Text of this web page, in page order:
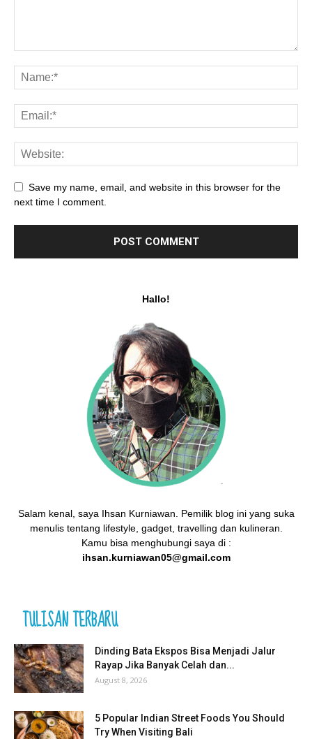
Save my name, email, and website in this browser for the
next time I comment.
Hallo!
Salam kenal, saya Ihsan Kurniawan. Pemilik blog ini yang suka
menulis tentang lifestyle, gadget, travelling dan kulineran.
Kamu bisa menghubungi saya di :
ihsan.kurniawan05@gmail.com
TULISAN TERBARU
Dinding Bata Ekspos Bisa Menjadi Jalur
Rayap Jika Banyak Celah dan...
August 8, 2026
5 Popular Indian Street Foods You Should
Try When Visiting Bali